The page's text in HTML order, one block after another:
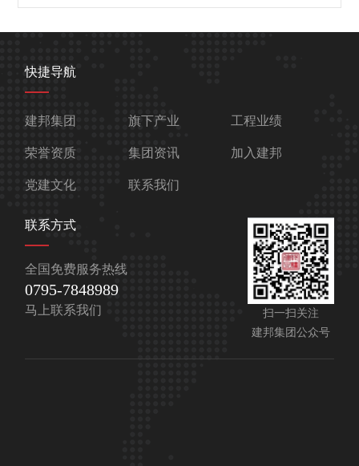
快捷导航
建邦集团 旗下产业 工程业绩
荣誉资质 集团资讯 加入建邦
党建文化 联系我们
联系方式
全国免费服务热线
0795-7848989
马上联系我们
扫一扫关注
建邦集团公众号